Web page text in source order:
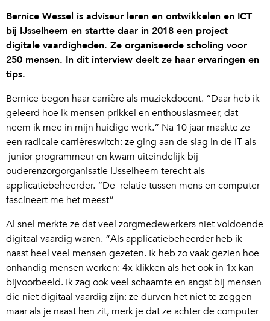
Bernice Wessel is adviseur leren en ontwikkelen en ICT
bij IJsselheem en startte daar in 2018 een project
digitale vaardigheden. Ze organiseerde scholing voor
250 mensen. In dit interview deelt ze haar ervaringen en
tips.
Bernice begon haar carrière als muziekdocent. “Daar heb ik
geleerd hoe ik mensen prikkel en enthousiasmeer, dat
neem ik mee in mijn huidige werk.” Na 10 jaar maakte ze
een radicale carrièreswitch: ze ging aan de slag in de IT als
junior programmeur en kwam uiteindelijk bij
ouderenzorgorganisatie IJsselheem terecht als
applicatiebeheerder. “De relatie tussen mens en computer
fascineert me het meest”
Al snel merkte ze dat veel zorgmedewerkers niet voldoende
digitaal vaardig waren. “Als applicatiebeheerder heb ik
naast heel veel mensen gezeten. Ik heb zo vaak gezien hoe
onhandig mensen werken: 4x klikken als het ook in 1x kan
bijvoorbeeld. Ik zag ook veel schaamte en angst bij mensen
die niet digitaal vaardig zijn: ze durven het niet te zeggen
maar als je naast hen zit, merk je dat ze achter de computer